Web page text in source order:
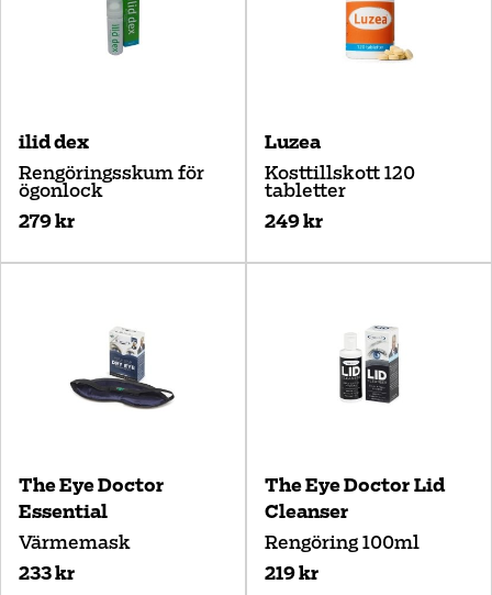
ilid dex
Rengöringsskum för
ögonlock
279 kr
Luzea
Kosttillskott 120
tabletter
249 kr
The Eye Doctor
Essential
Värmemask
233 kr
The Eye Doctor Lid
Cleanser
Rengöring 100ml
219 kr